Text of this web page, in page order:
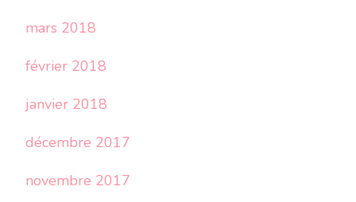
mars 2018
février 2018
janvier 2018
décembre 2017
novembre 2017